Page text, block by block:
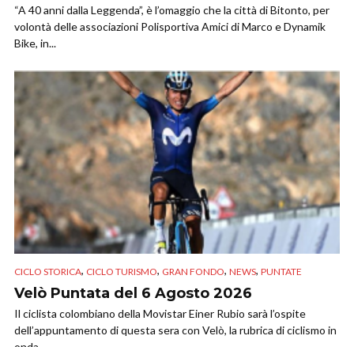
“A 40 anni dalla Leggenda”, è l’omaggio che la città di Bitonto, per
volontà delle associazioni Polisportiva Amici di Marco e Dynamik
Bike, in...
CICLO STORICA, CICLO TURISMO, GRAN FONDO, NEWS, PUNTATE
Velò Puntata del 6 Agosto 2026
Il ciclista colombiano della Movistar Einer Rubio sarà l’ospite
dell’appuntamento di questa sera con Velò, la rubrica di ciclismo in